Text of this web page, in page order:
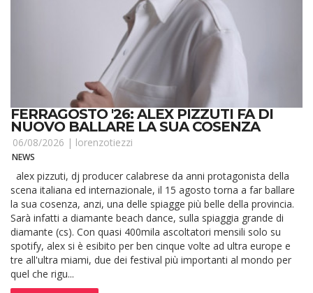
FERRAGOSTO '26: ALEX PIZZUTI FA DI
NUOVO BALLARE LA SUA COSENZA
06/08/2026 | lorenzotiezzi
NEWS
alex pizzuti, dj producer calabrese da anni protagonista della
scena italiana ed internazionale, il 15 agosto torna a far ballare
la sua cosenza, anzi, una delle spiagge più belle della provincia.
Sarà infatti a diamante beach dance, sulla spiaggia grande di
diamante (cs). Con quasi 400mila ascoltatori mensili solo su
spotify, alex si è esibito per ben cinque volte ad ultra europe e
tre all'ultra miami, due dei festival più importanti al mondo per
quel che rigu...